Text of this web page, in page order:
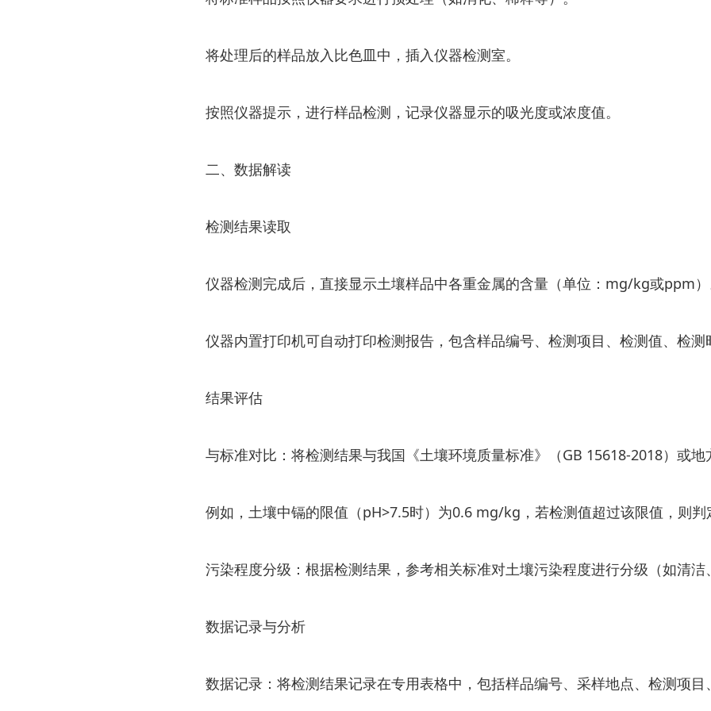
将处理后的样品放入比色皿中，插入仪器检测室。
按照仪器提示，进行样品检测，记录仪器显示的吸光度或浓度值。
二、数据解读
检测结果读取
仪器检测完成后，直接显示土壤样品中各重金属的含量（单位：mg/kg或ppm）
仪器内置打印机可自动打印检测报告，包含样品编号、检测项目、检测值、检测
结果评估
与标准对比：将检测结果与我国《土壤环境质量标准》（GB 15618-2018）或地
例如，土壤中镉的限值（pH>7.5时）为0.6 mg/kg，若检测值超过该限值，则判
污染程度分级：根据检测结果，参考相关标准对土壤污染程度进行分级（如清洁
数据记录与分析
数据记录：将检测结果记录在专用表格中，包括样品编号、采样地点、检测项目